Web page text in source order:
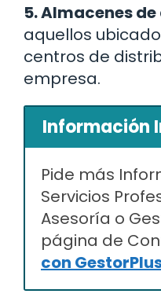
5. Almacenes
aquellos
centros de
empresa.
Información
Pide más
Servicios
Asesoría o
página de
con